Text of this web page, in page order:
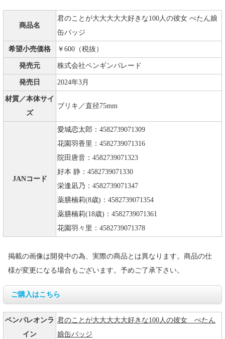
商品名
君のことが大大大大大好きな100人の彼女 ぺたん娘
缶バッジ
希望小売価格 ￥600（税抜）
発売元 株式会社ペンギンパレード
発売日 2024年3月
材質／本体サイ
ズ
ブリキ／直径75mm
JANコード
愛城恋太郎：4582739071309
花園羽香里：4582739071316
院田唐音：4582739071323
好本 静：4582739071330
栄逢凪乃：4582739071347
薬膳楠莉(8歳)：4582739071354
薬膳楠莉(18歳)：4582739071361
花園羽々里：4582739071378
掲載の画像は開発中の為、実際の商品とは異なります。商品の仕
様が変更になる場合もございます。予めご了承下さい。
ご購入はこちら
ペンパレオンラ
イン
君のことが大大大大大好きな100人の彼女 ぺたん
娘缶バッジ